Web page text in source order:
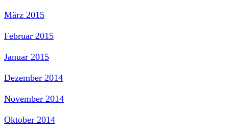
März 2015
Februar 2015
Januar 2015
Dezember 2014
November 2014
Oktober 2014